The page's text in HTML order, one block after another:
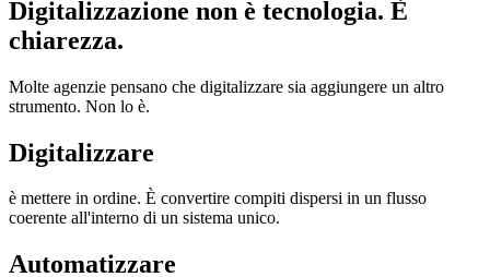
Digitalizzazione non è tecnologia. È
chiarezza.
Molte agenzie pensano che digitalizzare sia aggiungere un altro
strumento. Non lo è.
Digitalizzare
è mettere in ordine. È convertire compiti dispersi in un flusso
coerente all'interno di un sistema unico.
Automatizzare